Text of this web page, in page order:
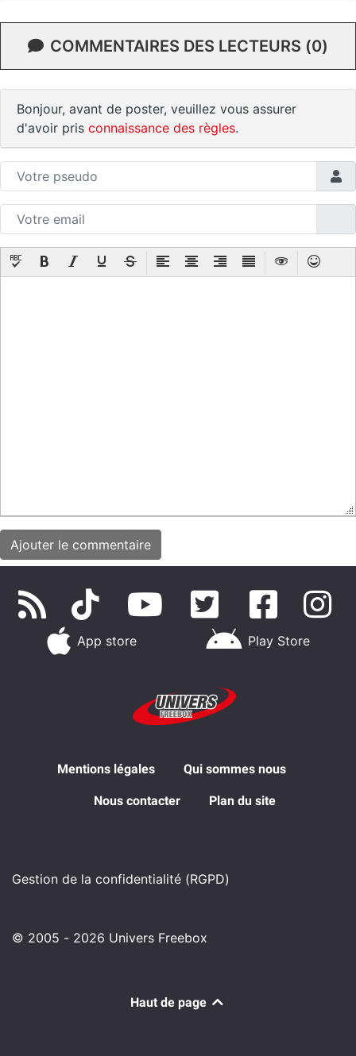
COMMENTAIRES DES LECTEURS (0)
Bonjour, avant de poster, veuillez vous assurer
d'avoir pris connaissance des règles.
App store Play Store
Mentions légales Qui sommes nous
Nous contacter Plan du site
Gestion de la confidentialité (RGPD)
© 2005 - 2026 Univers Freebox
Haut de page